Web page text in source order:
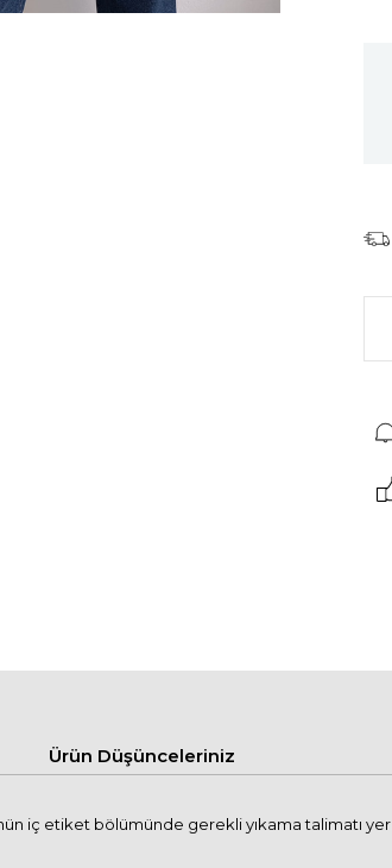
Ürün Düşünceleriniz
iç etiket bölümünde gerekli yıkama talimatı yer